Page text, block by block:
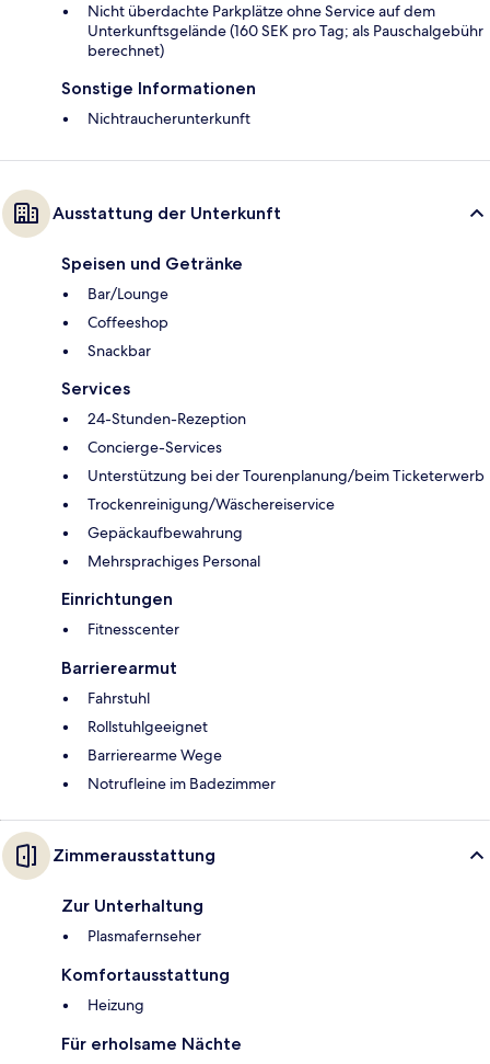
Nicht überdachte Parkplätze ohne Service auf dem
Unterkunftsgelände (160 SEK pro Tag; als Pauschalgebühr
berechnet)
Sonstige Informationen
Nichtraucherunterkunft
Ausstattung der Unterkunft
Speisen und Getränke
Bar/Lounge
Coffeeshop
Snackbar
Services
24-Stunden-Rezeption
Concierge-Services
Unterstützung bei der Tourenplanung/beim Ticketerwerb
Trockenreinigung/Wäschereiservice
Gepäckaufbewahrung
Mehrsprachiges Personal
Einrichtungen
Fitnesscenter
Barrierearmut
Fahrstuhl
Rollstuhlgeeignet
Barrierearme Wege
Notrufleine im Badezimmer
Zimmerausstattung
Zur Unterhaltung
Plasmafernseher
Komfortausstattung
Heizung
Für erholsame Nächte